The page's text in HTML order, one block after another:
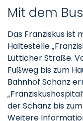
Mit dem Bus
Das Franziskus ist
Haltestelle
Lütticher Straße.
Fußweg bis zum
Bahnhof Schanz
der Schanz bis
Weitere